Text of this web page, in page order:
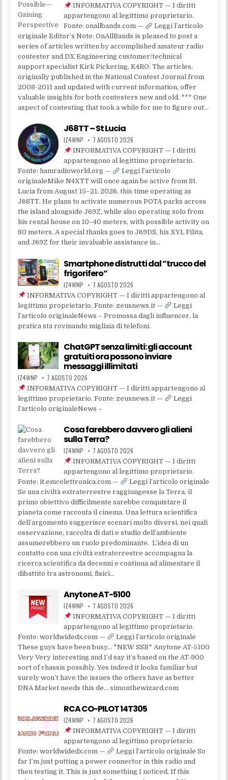
INFORMATIVA COPYRIGHT — I diritti
appartengono al legittimo proprietario.
Fonte: onallbands.com —
Leggi l’articolo
originale Editor’s Note: OnAllBands is pleased to post a
series of articles written by accomplished amateur radio
contester and DX Engineering customer/technical
support specialist Kirk Pickering, K4RO. The articles,
originally published in the National Contest Journal from
2008-2011 and updated with current information, offer
valuable insights for both contesters new and old. *** One
aspect of contesting that took a while for me to figure out…
J68TT – St Lucia
IZ4WNP 7 AGOSTO 2026
INFORMATIVA COPYRIGHT — I diritti
appartengono al legittimo proprietario.
Fonte: hamradioworld.org —
Leggi l’articolo
originaleMike N4XTT will once again be active from St.
Lucia from August 15–21, 2026, this time operating as
J68TT. He plans to activate numerous POTA parks across
the island alongside J69Z, while also operating solo from
his rental house on 10–40 meters, with possible activity on
80 meters. A special thanks goes to J69DS, his XYL Filita,
and J69Z for their invaluable assistance in…
Smartphone distrutti dal ”trucco del
frigorifero”
IZ4WNP 7 AGOSTO 2026
INFORMATIVA COPYRIGHT — I diritti appartengono al
legittimo proprietario. Fonte: zeusnews.it —
Leggi
l’articolo originaleNews – Promossa dagli influencer, la
pratica sta rovinando migliaia di telefoni.
ChatGPT senza limiti: gli account
gratuiti ora possono inviare
messaggi illimitati
IZ4WNP 7 AGOSTO 2026
INFORMATIVA COPYRIGHT — I diritti appartengono al
legittimo proprietario. Fonte: zeusnews.it —
Leggi
l’articolo originaleNews –
Cosa farebbero davvero gli alieni
sulla Terra?
IZ4WNP 7 AGOSTO 2026
INFORMATIVA COPYRIGHT — I diritti
appartengono al legittimo proprietario.
Fonte: it.emcelettronica.com —
Leggi l’articolo originale
Se una civiltà extraterrestre raggiungesse la Terra, il
primo obiettivo difficilmente sarebbe conquistare il
pianeta come racconta il cinema. Una lettura scientifica
dell’argomento suggerisce scenari molto diversi, nei quali
osservazione, raccolta di dati e studio dell’ambiente
assumerebbero un ruolo predominante. L’idea di un
contatto con una civiltà extraterrestre accompagna la
ricerca scientifica da decenni e continua ad alimentare il
dibattito tra astronomi, fisici…
Anytone AT-5100
IZ4WNP 7 AGOSTO 2026
INFORMATIVA COPYRIGHT — I diritti
appartengono al legittimo proprietario.
Fonte: worldwidedx.com —
Leggi l’articolo originale
These guys have been busy… *NEW SSB* Anytone AT-5100
Very Very interesting and I’d say it’s based on the AT-900
sort of chassis possibly. Yes indeed it looks familiar but
surely won’t have the issues the others have as better
DNA Market needs this de… simonthewizard.com
RCA CO-PILOT 14T305
IZ4WNP 7 AGOSTO 2026
INFORMATIVA COPYRIGHT — I diritti
appartengono al legittimo proprietario.
Fonte: worldwidedx.com —
Leggi l’articolo originale So
far I’m just putting a power connector in this radio and
then testing it. This is just something I noticed. If this